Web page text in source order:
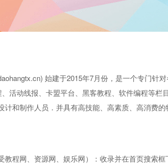
始建于2015年7月份，是一个专门针
活动线报、卡盟平台、黑客教程、软件编程等
计和制作人员．并具有高技能、高素质、高消费的
教程网、资源网、娱乐网）：收录并在首页搜索